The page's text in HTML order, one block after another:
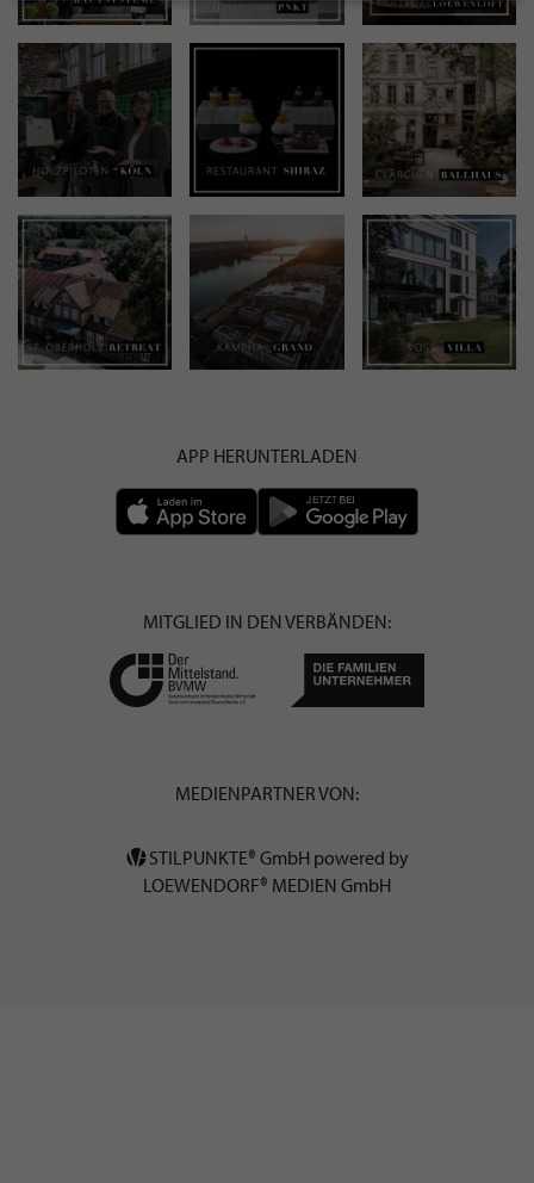
APP HERUNTERLADEN
MITGLIED IN DEN VERBÄNDEN:
MEDIENPARTNER VON:
STILPUNKTE® GmbH powered by
LOEWENDORF® MEDIEN GmbH